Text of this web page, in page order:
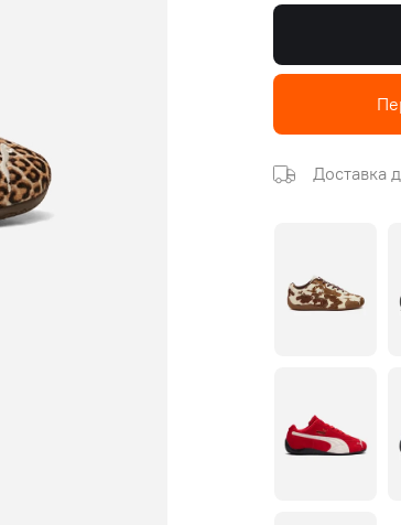
Доставка